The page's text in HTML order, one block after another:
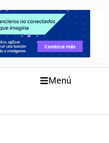
Menú